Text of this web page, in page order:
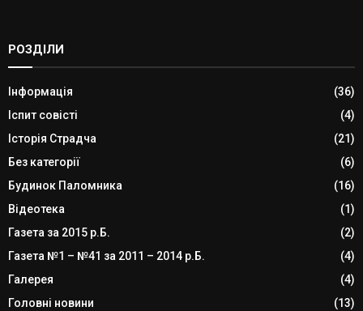
РОЗДІЛИ
Інформація
(36)
Іспит совісті
(4)
Історія Страдча
(21)
Без категорії
(6)
Будинок Паломника
(16)
Відеотека
(1)
Газета за 2015 р.Б.
(2)
Газета №1 – №41 за 2011 – 2014 р.Б.
(4)
Галерея
(4)
Головні новини
(13)